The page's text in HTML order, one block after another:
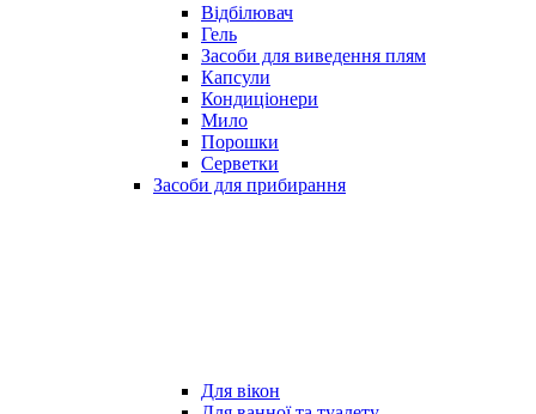
Відбілювач
Гель
Засоби для виведення плям
Капсули
Кондиціонери
Мило
Порошки
Серветки
Засоби для прибирання
Для вікон